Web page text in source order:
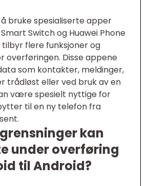
bruke spesialiserte apper
Switch og Huawei Phone
flere funksjoner og
overføringen. Disse appene
som kontakter, meldinger,
trådløst eller ved bruk av en
være spesielt nyttige for
til en ny telefon fra
kan
under overføring
til Android?